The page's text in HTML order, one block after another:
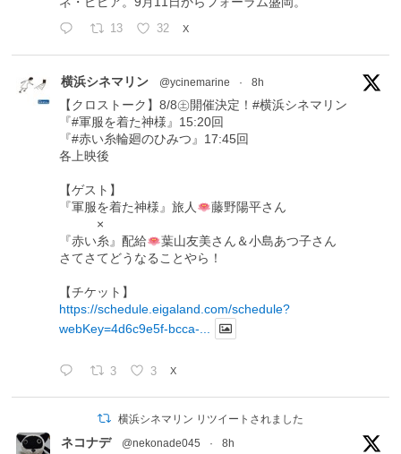
13 32 X
横浜シネマリン @ycinemarine · 8h
【クロストーク】8/8㊏開催決定！#横浜シネマリン
『#軍服を着た神様』15:20回
『#赤い糸輪廻のひみつ』17:45回
各上映後
【ゲスト】
『軍服を着た神様』旅人
藤野陽平さん
×
『赤い糸』配給
葉山友美さん＆小島あつ子さん
さてさてどうなることやら！
【チケット】
https://schedule.eigaland.com/schedule?
webKey=4d6c9e5f-bcca-...
3 3 X
横浜シネマリン リツイートされました
ネコナデ @nekonade045 · 8h